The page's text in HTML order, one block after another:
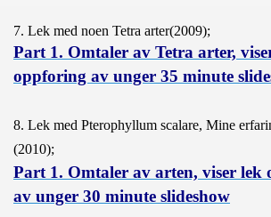
7. Lek med noen Tetra arter(2009);
Part 1. Omtaler av Tetra arter,
oppforing av unger 35 minute
8. Lek med Pterophyllum scalare, Mine
(2010);
Part 1. Omtaler av arten, viser lek
av unger 30 minute slideshow